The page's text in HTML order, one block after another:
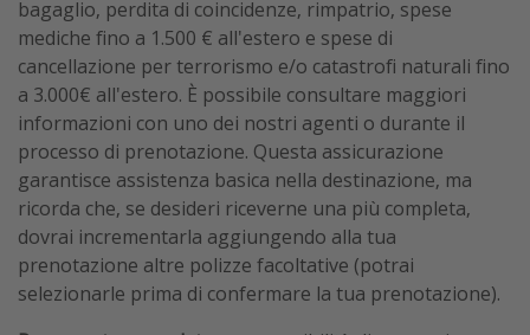
bagaglio, perdita di coincidenze, rimpatrio, spese
mediche fino a 1.500 € all'estero e spese di
cancellazione per terrorismo e/o catastrofi naturali fino
a 3.000€ all'estero. È possibile consultare maggiori
informazioni con uno dei nostri agenti o durante il
processo di prenotazione. Questa assicurazione
garantisce assistenza basica nella destinazione, ma
ricorda che, se desideri riceverne una più completa,
dovrai incrementarla aggiungendo alla tua
prenotazione altre polizze facoltative (potrai
selezionarle prima di confermare la tua prenotazione).